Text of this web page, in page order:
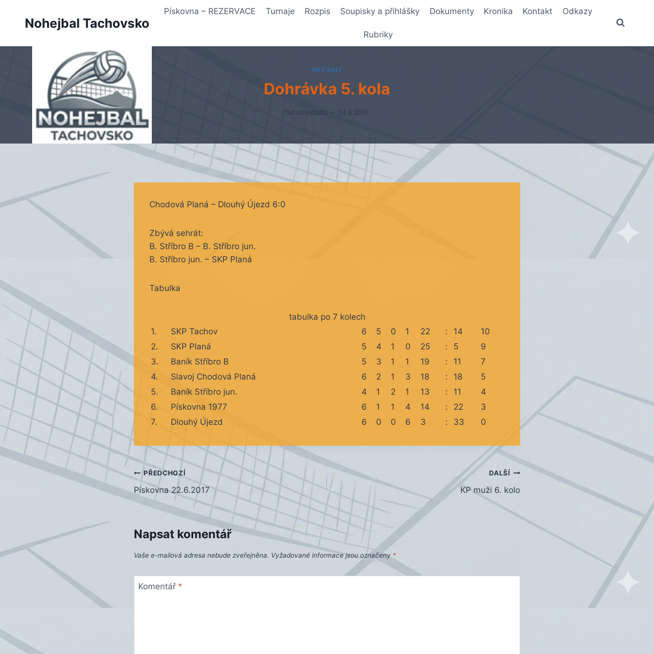
Nohejbal Tachovsko
Pískovna – REZERVACE Turnaje Rozpis Soupisky a přihlášky Dokumenty Kronika Kontakt Odkazy
Rubriky
NPT 2017
Dohrávka 5. kola
Od nohejbaltc 24.6.2017
Chodová Planá – Dlouhý Újezd 6:0
Zbývá sehrát:
B. Stříbro B – B. Stříbro jun.
B. Stříbro jun. – SKP Planá
Tabulka
tabulka po 7 kolech
1.
SKP Tachov 6 5 0 1 22 : 14
10
2.
SKP Planá 5 4 1 0 25 : 5
9
3.
Baník Stříbro B 5 3 1 1 19 : 11
7
4.
Slavoj Chodová Planá 6 2 1 3 18 : 18
5
5.
Baník Stříbro jun. 4 1 2 1 13 : 11
4
6.
Pískovna 1977 6 1 1 4 14 : 22
3
7.
Dlouhý Újezd 6 0 0 6 3 : 33 0
Navigace
pro
příspěvek
PŘEDCHOZÍ
Pískovna 22.6.2017
DALŠÍ
KP muži 6. kolo
Napsat komentář
Vaše e-mailová adresa nebude zveřejněna. Vyžadované informace jsou označeny *
Komentář *